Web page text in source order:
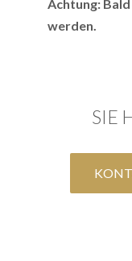
Achtung:
werden.
SIE